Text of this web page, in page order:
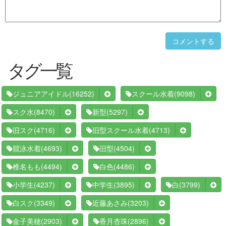
コメントする
タグ一覧
ジュニアアイドル(16252) スクール水着(9098)
スク水(8470) 新型(5297)
旧スク (4716) 旧型スクール水着(4713)
競泳水着(4693) 旧型(4504)
椎名もも (4494) 白色(4486)
小学生(4237) 中学生(3895) 白 (3799)
白スク (3349) 近藤あさみ(3203)
金子美穂(2903) 香月杏珠(2896)